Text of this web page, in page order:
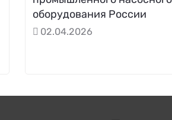
оборудования России
02.04.2026